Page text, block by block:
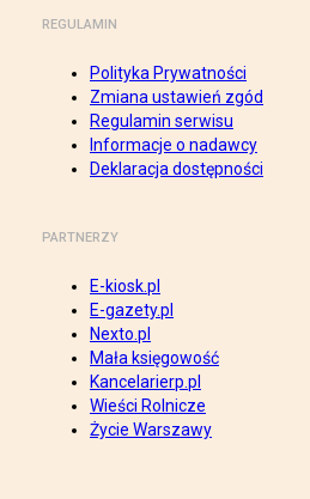
REGULAMIN
Polityka Prywatności
Zmiana ustawień zgód
Regulamin serwisu
Informacje o nadawcy
Deklaracja dostępności
PARTNERZY
E-kiosk.pl
E-gazety.pl
Nexto.pl
Mała księgowość
Kancelarierp.pl
Wieści Rolnicze
Życie Warszawy